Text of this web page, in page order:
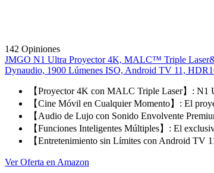
142 Opiniones
JMGO N1 Ultra Proyector 4K, MALC™ Triple
Dynaudio, 1900 Lúmenes ISO, Android TV 11,
【Proyector 4K con MALC Triple Laser】:
【Cine Móvil en Cualquier Momento】: El
【Audio de Lujo con Sonido Envolvente
【Funciones Inteligentes Múltiples】: El
【Entretenimiento sin Límites con Android
Ver Oferta en Amazon